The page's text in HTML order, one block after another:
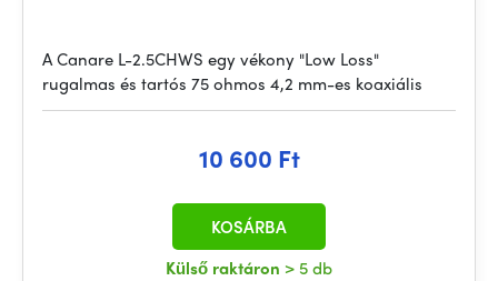
A Canare L-2.5CHWS egy vékony "Low Loss"
rugalmas és tartós 75 ohmos 4,2 mm-es koaxiális
10 600 Ft
Külső raktáron > 5 db
KOSÁRBA